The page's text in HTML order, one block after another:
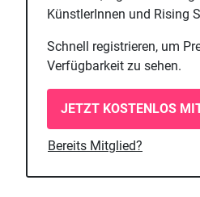
KünstlerInnen und Rising
Schnell registrieren, um
Verfügbarkeit zu sehen.
JETZT KOSTENLOS
Bereits Mitglied?